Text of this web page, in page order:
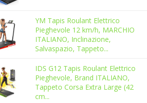
YM Tapis Roulant Elettrico
Pieghevole 12 km/h, MARCHIO
ITALIANO, Inclinazione,
Salvaspazio, Tappeto...
IDS G12 Tapis Roulant Elettrico
Pieghevole, Brand ITALIANO,
Tappeto Corsa Extra Large (42
cm...